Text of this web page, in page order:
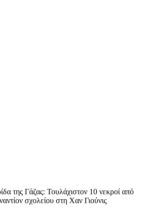
της Γάζας: Τουλάχιστον 10 νεκροί από
σχολείου στη Χαν Γιούνις